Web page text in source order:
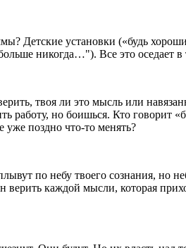
Детские установки («будь
ше никогда…"). Все это оседает в
твоя ли это мысль или
работу, но боишься. Кто говорит
уже поздно что-то менять?
по небу твоего сознания, но
верить каждой мысли, которая